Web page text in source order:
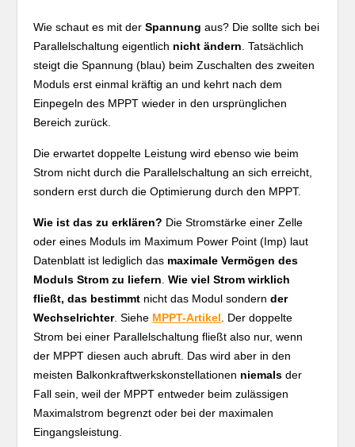
Wie schaut es mit derSpannung aus? Die sollte sich bei
Parallelschaltung eigentlich nicht ändern . Tatsächlich
steigt die Spannung (blau) beim Zuschalten des zweiten
Moduls erst einmal kräftig an und kehrt nach dem
Einpegeln des MPPT wieder in den ursprünglichen
Bereich zurück.
Die erwartet doppelte Leistung wird ebenso wie beim
Strom nicht durch die Parallelschaltung an sich erreicht,
sondern erst durch die Optimierung durch den MPPT.
Wie ist das zu erklären? Die Stromstärke einer Zelle
oder eines Moduls im Maximum Power Point (Imp) laut
Datenblatt ist lediglich das maximale Vermögen des
Moduls Strom zu liefern .Wie viel Strom wirklich
fließt, das bestimmt nicht das Modul sondernder
Wechselrichter. Siehe MPPT-Artikel . Der doppelte
Strom bei einer Parallelschaltung fließt also nur, wenn
der MPPT diesen auch abruft. Das wird aber in den
meisten Balkonkraftwerkskonstellationen niemals der
Fall sein, weil der MPPT entweder beim zulässigen
Maximalstrom begrenzt oder bei der maximalen
Eingangsleistung.